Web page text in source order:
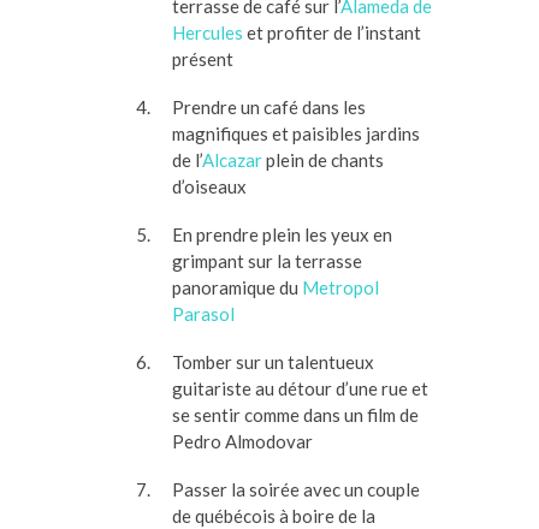
terrasse de café sur l’Alameda de
Hercules et profiter de l’instant
présent
Prendre un café dans les
magnifiques et paisibles jardins
de l’Alcazarplein de chants
d’oiseaux
En prendre plein les yeux en
grimpant sur la terrasse
panoramique du Metropol
Parasol
Tomber sur un talentueux
guitariste au détour d’une rue et
se sentir comme dans un film de
Pedro Almodovar
Passer la soirée avec un couple
de québécois à boire de la